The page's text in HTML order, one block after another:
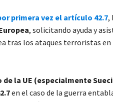
primera vez el artículo 42.7,
, solicitando ayuda y
tras los ataques terroristas en
la UE (especialmente
en el caso de la guerra